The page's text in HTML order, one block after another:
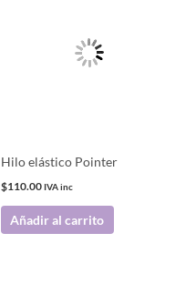
Hilo elástico Pointer
$110.00 IVA inc
Añadir al carrito